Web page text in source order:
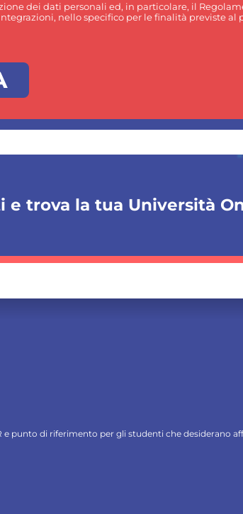
dei dati personali ed, in particolare, il
nello specifico per le finalità previste al
trova la tua Università
e punto di riferimento per gli studenti che desiderano